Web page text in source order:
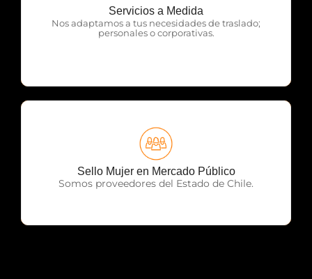
Servicios a Medida
Nos adaptamos a tus necesidades de traslado;
personales o corporativas.
OTP Servicios
Sello Mujer en Mercado Público
Somos proveedores del Estado de Chile.
OTP Servicios